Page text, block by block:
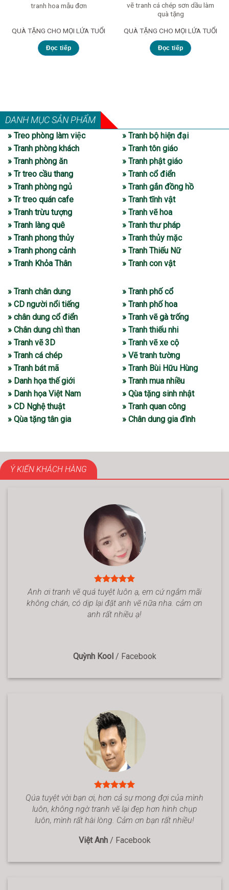
tranh hoa mẫu đơn
QUÀ TẶNG CHO MỌI LỨA TUỔI
Đọc tiếp
vẽ tranh cá chép sơn dầu làm
quà tặng
QUÀ TẶNG CHO MỌI LỨA TUỔI
Đọc tiếp
DANH MỤC SẢN PHẨM
» Treo phòng làm việc
» Tranh phòng khách
» Tranh phòng ăn
» Tr treo cầu thang
» Tranh phòng ngủ
» Tr treo quán cafe
» Tranh trừu tượng
» Tranh làng quê
» Tranh phong thủy
» Tranh phong cảnh
» Tranh Khỏa Thân
» Tranh bộ hiện đại
» Tranh tôn giáo
» Tranh phật giáo
» Tranh cổ điển
» Tranh gắn đồng hồ
» Tranh tĩnh vật
» Tranh vẽ hoa
» Tranh thư pháp
» Tranh thủy mặc
» Tranh Thiếu Nữ
» Tranh con vật
» Tranh chân dung
» CD người nổi tiếng
» chân dung cổ điển
» Chân dung chì than
» Tranh vẽ 3D
» Tranh cá chép
» Tranh bát mã
» Danh họa thế giới
» Danh họa Việt Nam
» CD Nghệ thuật
» Qùa tặng tân gia
» Tranh phố cổ
» Tranh phố hoa
» Tranh vẽ gà trống
» Tranh thiếu nhi
» Tranh vẽ xe cộ
» Vẽ tranh tường
» Tranh Bùi Hữu Hùng
» Tranh mua nhiều
» Qùa tặng sinh nhật
» Tranh quan công
» Chân dung gia đình
Ý KIẾN KHÁCH HÀNG
Anh ơi tranh vẽ quá tuyệt luôn ạ, em cứ ngắm mãi
không chán, có dịp lại đặt anh vẽ nữa nha. cảm ơn
anh rất nhiều ạ!
Quỳnh Kool / Facebook
Qúa tuyệt vời bạn ơi, hơn cả sự mong đợi của mình
luôn, không ngờ tranh vẽ lại đẹp hơn hình chụp
luôn, mình rất hài lòng. Cảm ơn bạn rất nhiều!
Việt Anh / Facebook